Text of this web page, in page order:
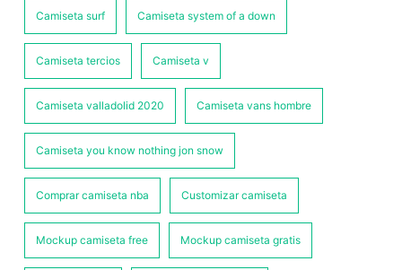
Camiseta surf Camiseta system of a down
Camiseta tercios Camiseta v
Camiseta valladolid 2020 Camiseta vans hombre
Camiseta you know nothing jon snow
Comprar camiseta nba Customizar camiseta
Mockup camiseta free Mockup camiseta gratis